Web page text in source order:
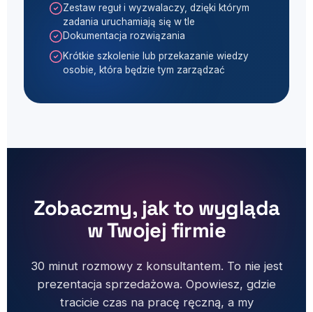
Zestaw reguł i wyzwalaczy, dzięki którym
zadania uruchamiają się w tle
Dokumentacja rozwiązania
Krótkie szkolenie lub przekazanie wiedzy
osobie, która będzie tym zarządzać
Zobaczmy, jak to wygląda
w Twojej firmie
30 minut rozmowy z konsultantem. To nie jest
prezentacja sprzedażowa. Opowiesz, gdzie
tracicie czas na pracę ręczną, a my